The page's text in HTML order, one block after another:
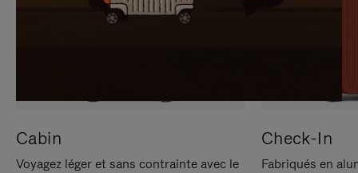
PAUSE
SON
Cabin
Voyagez léger et sans contrainte avec le
Check-In
Fabriqués en